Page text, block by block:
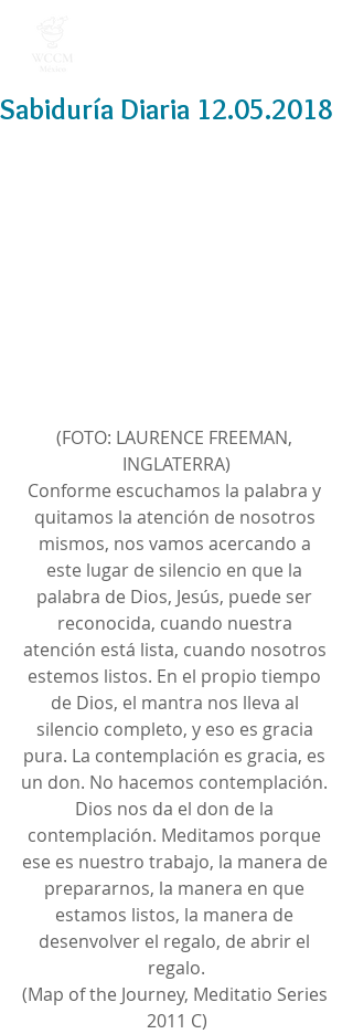
Sabiduría Diaria 12.05.2018
(FOTO: LAURENCE FREEMAN,
INGLATERRA)
Conforme escuchamos la palabra y
quitamos la atención de nosotros
mismos, nos vamos acercando a
este lugar de silencio en que la
palabra de Dios, Jesús, puede ser
reconocida, cuando nuestra
atención está lista, cuando nosotros
estemos listos. En el propio tiempo
de Dios, el mantra nos lleva al
silencio completo, y eso es gracia
pura. La contemplación es gracia, es
un don. No hacemos contemplación.
Dios nos da el don de la
contemplación. Meditamos porque
ese es nuestro trabajo, la manera de
prepararnos, la manera en que
estamos listos, la manera de
desenvolver el regalo, de abrir el
regalo.
(Map of the Journey, Meditatio Series
2011 C)